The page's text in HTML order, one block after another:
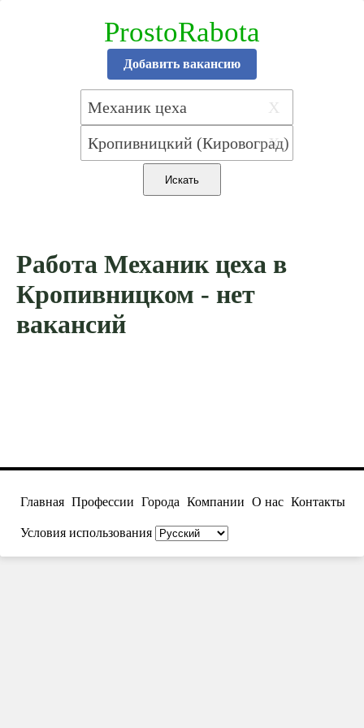
ProstoRabota
Добавить вакансию
X
X
Работа Механик цеха в
Кропивницком - нет
вакансий
Главная Профессии Города Компании О нас Контакты
Условия использования